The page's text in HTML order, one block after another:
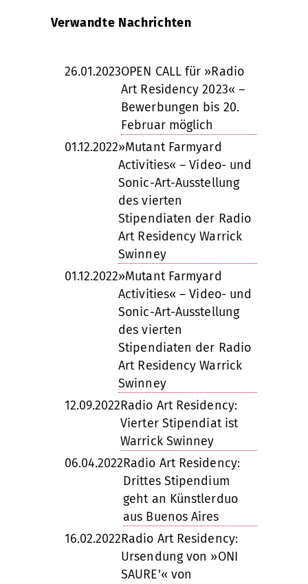
Verwandte Nachrichten
26.01.2023OPEN CALL für »Radio
Art Residency 2023« –
Bewerbungen bis 20.
Februar möglich
01.12.2022»Mutant Farmyard
Activities« – Video- und
Sonic-Art-Ausstellung
des vierten
Stipendiaten der Radio
Art Residency Warrick
Swinney
01.12.2022»Mutant Farmyard
Activities« – Video- und
Sonic-Art-Ausstellung
des vierten
Stipendiaten der Radio
Art Residency Warrick
Swinney
12.09.2022Radio Art Residency:
Vierter Stipendiat ist
Warrick Swinney
06.04.2022Radio Art Residency:
Drittes Stipendium
geht an Künstlerduo
aus Buenos Aires
16.02.2022Radio Art Residency:
Ursendung von »ONI
SAURE'« von